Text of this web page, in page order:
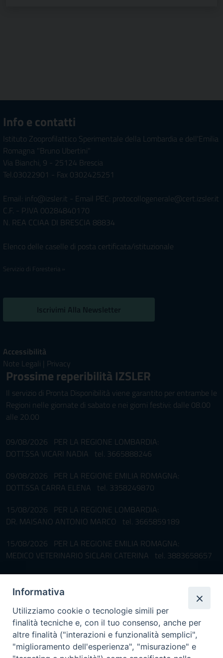
Info e contatti
Istituto Zooprofilattico Sperimentale della Lombardia e dell'Emilia
Romagna "Bruno Ubertini"
Via Bianchi, 9 - 25124 Brescia
Tel.03022901 - Fax 0302425251
Email: info@izsler.it - Email PEC: protocollogenerale@cert.izsler.it
C.F. - P.IVA 00284840170
N. REA CCIAA DI BRESCIA 88834
Elenco delle caselle di posta certificata/istituzionale
Servizio di Foresteria »
Iscrivimi Alla Newsletter
Accessibilità
Note Legali | Privacy
Prossime reperibilità IZSLER
Il servizio di Pronta Disponibilità viene garantito per entrambe le
Regioni nelle giornate di sabato e nei giorni festivi: dalle 08.00
alle 20.00
09/08/2026 PER LA REGIONE LOMBARDIA:
DOTT.SSA VICARI NADIA tel. 3665888246
09/08/2026 PER LA REGIONE EMILIA ROMAGNA:
DOTT.SSA CARRA ELENA tel. 3358249870
15/08/2026 PER LA REGIONE LOMBARDIA:
DR. MAISANO ANTONIO MARCO tel. 3665859189
15/08/2026 PER LA REGIONE EMILIA ROMAGNA:
MEDICO VETERINARIO SICLARI CATERINA tel. 3883658657
Il servizio di Pronta Disponibilità viene garantito per entrambe le
Regioni nelle giornate di sabato e nei giorni festivi: dalle 08.00
alle 20.00
Accompagnare il campione con la scheda di segnalazione caso
(Link alla Circolare)e la relativa modulistica
Informativa
Utilizziamo cookie o tecnologie simili per
finalità tecniche e, con il tuo consenso, anche per
altre finalità ("interazioni e funzionalità semplici",
"miglioramento dell'esperienza", "misurazione" e